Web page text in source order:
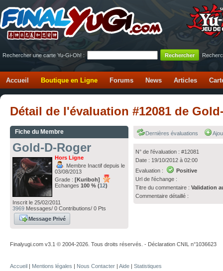
Rechercher une carte Yu-Gi-Oh! :
Accueil Boutique en Ligne Forums News Articles
Détail de l'évaluation #12081 de
Fiche du Membre
Gold-D-Roger
Hors Ligne
Membre Inactif depuis le
03/08/2013
Grade : [Kuriboh]
Echanges 100 % (12)
Inscrit le 25/02/2011
3969 Messages/ 0 Contributions/ 0 Pts
Message Privé
Dernières évaluations
N° de l'évaluation : #12081
Date : 19/10/2012 à 02:00
Evaluation :
Positive
Url de l'échange :
Titre du commentaire :Validation
Commentaire détaillé :
Finalyugi.com v3.1 © 2004-2026. Tous droits réservés. - Déclaration CNIL n°1036623
Accueil | Mentions légales | Nous Contacter | Aide | Statistiques